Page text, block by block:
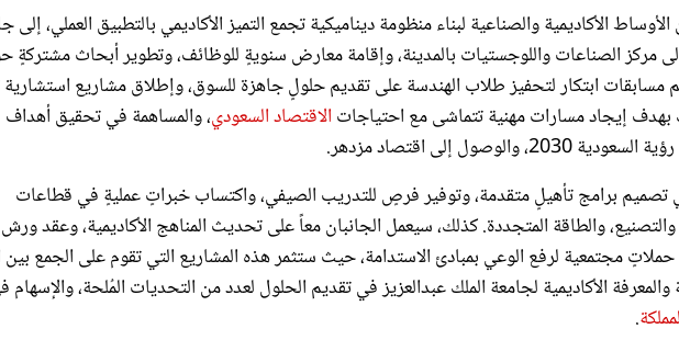
الأكاديمية والصناعية لبناء منظومة ديناميكية تجمع التميز الأكاديمي بالتطبيق العملي، إلى
مركز الصناعات واللوجستيات بالمدينة، وإقامة معارض سنويةٍ للوظائف، وتطوير أبحاث مشتركةٍ
مسابقات ابتكار لتحفيز طلاب الهندسة على تقديم حلولٍ جاهزة للسوق، وإطلاق مشاريع استشارية
بهدف إيجاد مسارات مهنية تتماشى مع احتياجات الاقتصاد السعودي ، والمساهمة في تحقيق أهداف
إلى اقتصاد مزدهر.
تصميم برامج تأهيلٍ متقدمة، وتوفير فرصٍ للتدريب الصيفي، واكتساب خبراتٍ عمليةٍ في قطاعات
والطاقة المتجددة. كذلك، سيعمل الجانبان معاً على تحديث المناهج الأكاديمية، وعقد
مجتمعية لرفع الوعي بمبادئ الاستدامة، حيث ستثمر هذه المشاريع التي تقوم على الجمع بين
والمعرفة الأكاديمية لجامعة الملك عبدالعزيز في تقديم الحلول لعدد من التحديات المُلحة، والإسهام في